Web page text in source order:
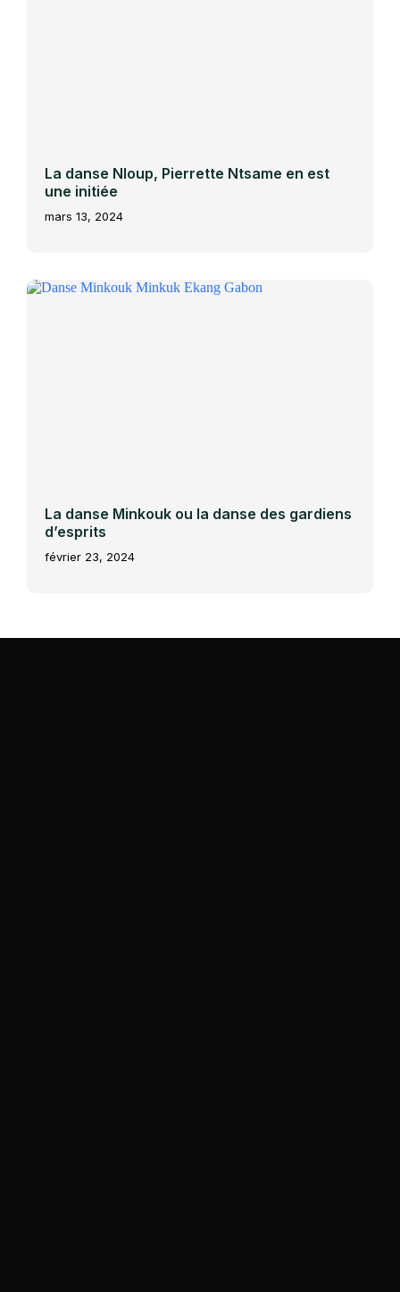
La danse Nloup, Pierrette Ntsame en est
une initiée
mars 13, 2024
La danse Minkouk ou la danse des gardiens
d’esprits
février 23, 2024